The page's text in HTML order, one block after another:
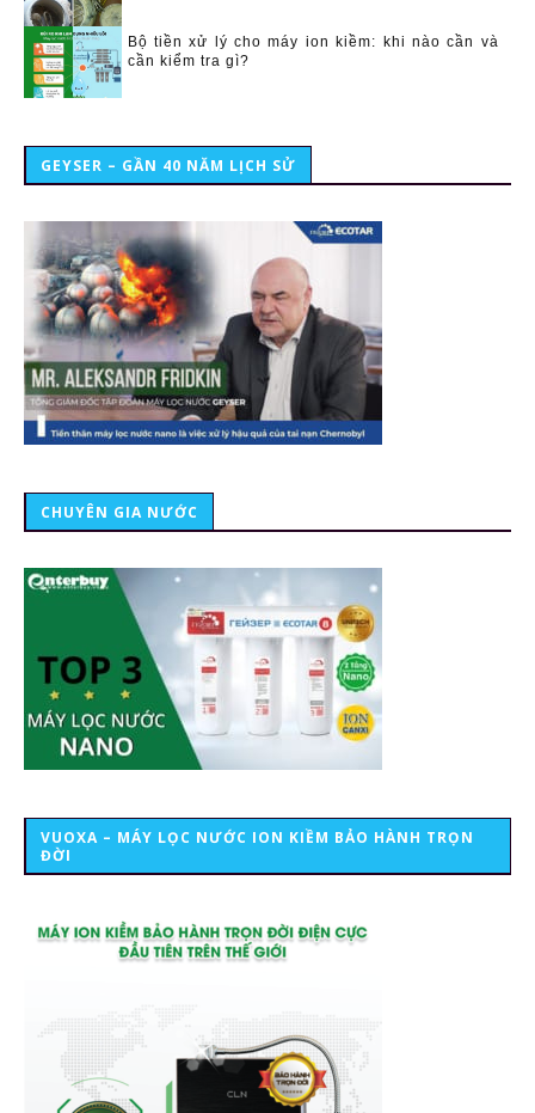
Bộ tiền xử lý cho máy ion kiềm: khi nào cần và
cần kiểm tra gì?
GEYSER – GẦN 40 NĂM LỊCH SỬ
CHUYÊN GIA NƯỚC
VUOXA – MÁY LỌC NƯỚC ION KIỀM BẢO HÀNH TRỌN
ĐỜI